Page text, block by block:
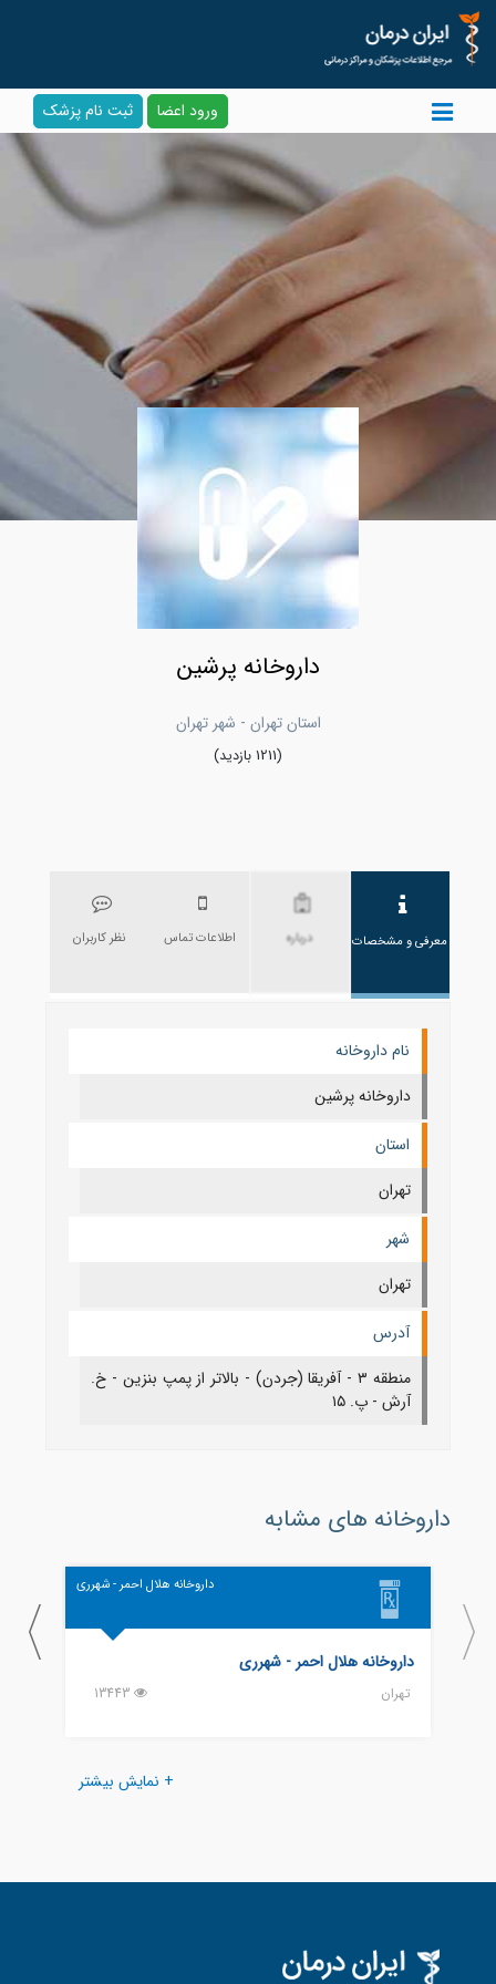
ورود اعضا ثبت نام پزشک
داروخانه پرشین
استان تهران - شهر تهران
(1211 بازدید)
معرفی و مشخصات درباره اطلاعات تماس نظر کاربران
نام داروخانه
داروخانه پرشین
استان
تهران
شهر
تهران
آدرس
منطقه ۳ - آفریقا (جردن) - بالاتر از پمپ بنزین - خ.
آرش - پ. ۱۵
داروخانه های مشابه
داروخانه هلال احمر - شهرری
داروخانه هلال احمر - شهرری
تهران 13443
+ نمایش بیشتر